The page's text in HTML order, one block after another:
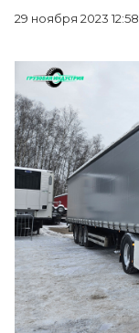
29 ноября 2023 12:58